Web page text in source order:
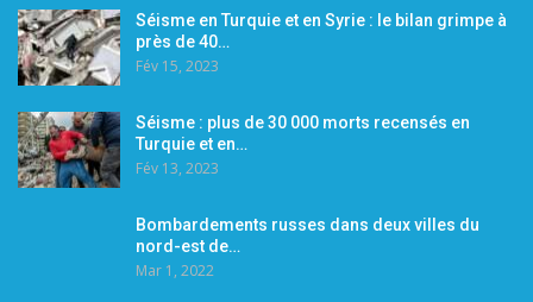
Séisme en Turquie et en Syrie : le bilan grimpe à
près de 40…
Fév 15, 2023
Séisme : plus de 30 000 morts recensés en
Turquie et en…
Fév 13, 2023
Bombardements russes dans deux villes du
nord-est de…
Mar 1, 2022